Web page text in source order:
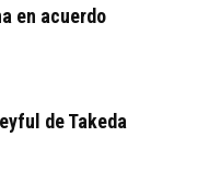
en acuerdo
de Takeda